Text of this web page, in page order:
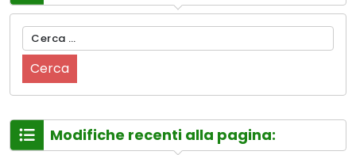
Ricerca
per:
Modifiche recenti alla pagina: